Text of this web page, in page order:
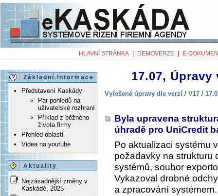
HLAVNÍ STRÁNKA DEMOVERZE E-
Základní informace
Představení Kaskády
Pár pohledů na
uživatelské rozhraní
Příklad z běžného
života firmy
Přehled oblastí
Videa na youtube
Aktuality
Nejzásadnější změny v
Kaskádě, 2025
17.07, Úpravy
Vyřešené úpravy dle verzí / V17 /
Byla upravena
úhradě pro UniCredit
Po aktualizaci systému
požadavky na strukturu
systémů, soubor
Vykazoval drobné
a zpracování systémem.